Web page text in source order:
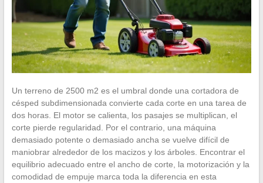
Un terreno de 2500 m2 es el umbral donde una cortadora de
césped subdimensionada convierte cada corte en una tarea de
dos horas. El motor se calienta, los pasajes se multiplican, el
corte pierde regularidad. Por el contrario, una máquina
demasiado potente o demasiado ancha se vuelve difícil de
maniobrar alrededor de los macizos y los árboles. Encontrar el
equilibrio adecuado entre el ancho de corte, la motorización y la
comodidad de empuje marca toda la diferencia en esta